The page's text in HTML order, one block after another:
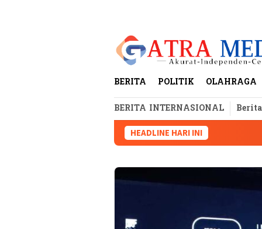
BERITA POLITIK OLAHRAGA
BERITA INTERNASIONAL
HEADLINE HARI INI